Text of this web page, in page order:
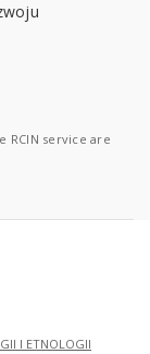
RCIN service are
I ETNOLOGII